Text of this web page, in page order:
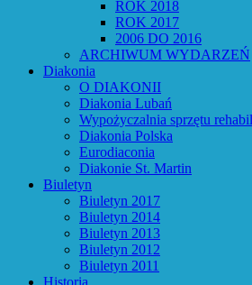
ROK 2018
ROK 2017
2006 DO 2016
ARCHIWUM WYDARZEŃ
Diakonia
O DIAKONII
Diakonia Lubań
Wypożyczalnia sprzętu
Diakonia Polska
Eurodiaconia
Diakonie St. Martin
Biuletyn
Biuletyn 2017
Biuletyn 2014
Biuletyn 2013
Biuletyn 2012
Biuletyn 2011
Historia